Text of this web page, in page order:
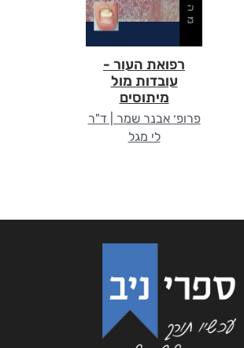
רפואת העור -
עובדות מול
מיתוסים
פרופ׳ אבנר שמר | ד"ר
לי מגל